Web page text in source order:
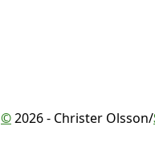
©2026 - Christer Olsson/